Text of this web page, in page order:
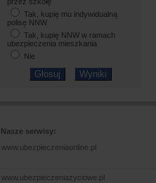
Tak, kupię mu indywidualną
polisę NNW
Tak, kupię NNW w ramach
ubezpieczenia mieszkania
Nie
Nasze serwisy:
www.ubezpieczeniaonline.pl
www.ubezpieczeniazyciowe.pl